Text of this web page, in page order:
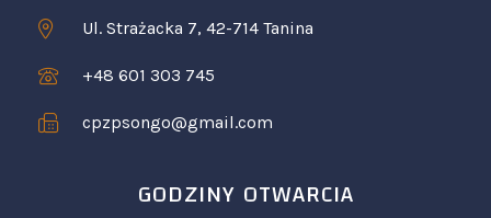
Ul. Strażacka 7, 42-714 Tanina
+48 601 303 745
cpzpsongo@gmail.com
GODZINY OTWARCIA